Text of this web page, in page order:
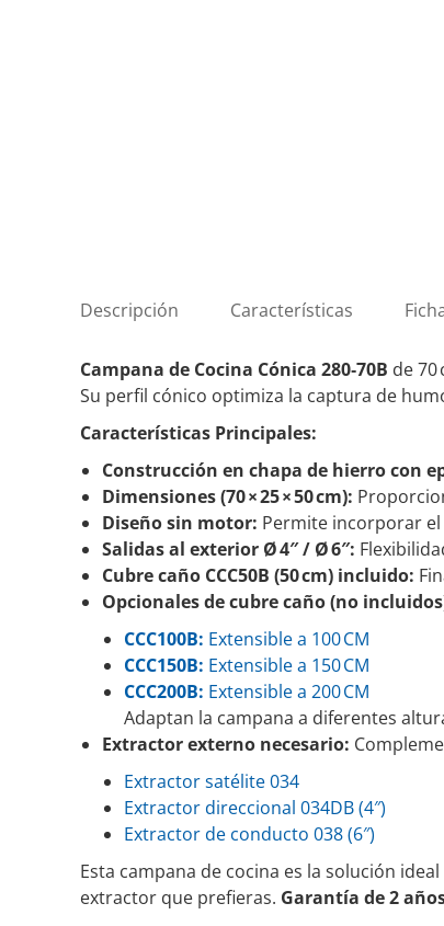
Descripción Características
Campana de Cocina Cónica 280‑70B de
Su perfil cónico optimiza la captura de
Características Principales:
Construcción en chapa de hierro con
Dimensiones (70 × 25 × 50 cm):
Diseño sin motor: Permite incorporar
Salidas al exterior Ø 4″ / Ø 6″:
Cubre caño CCC50B (50 cm) incluido:
Opcionales de cubre caño (no
CCC100B: Extensible a 100 CM
CCC150B: Extensible a 150 CM
CCC200B: Extensible a 200 CM
Adaptan la campana a diferentes
Extractor externo necesario:
Extractor satélite 034
Extractor direccional 034DB (4″)
Extractor de conducto 038 (6″)
Esta campana de cocina es la solución
extractor que prefieras. Garantía de 2